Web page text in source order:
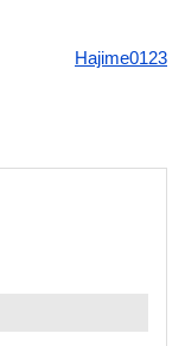
Hajime0123